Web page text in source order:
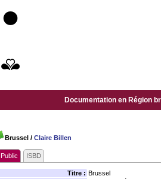
Documentation en Région
Brussel / Claire Billen
Public ISBD
Titre : Brussel